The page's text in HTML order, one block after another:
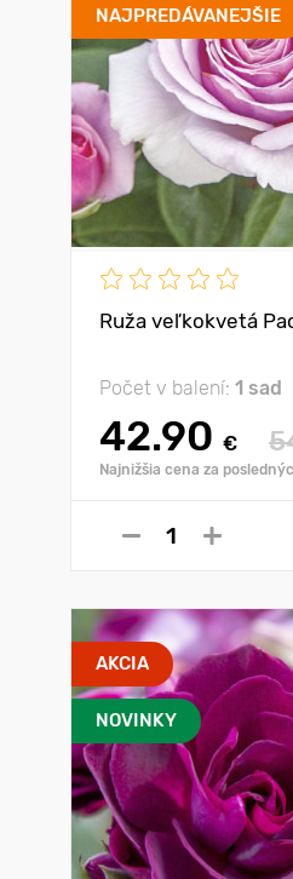
NAJPREDÁVANEJŠIE
Ruža veľkokvetá
Počet v balení: 1 sad
42.90 €
Najnižšia cena za
AKCIA
NOVINKY